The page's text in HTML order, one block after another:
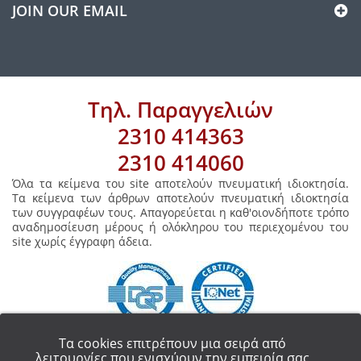
Τα cookies επιτρέπουν μια σειρά από
JOIN OUR EMAIL
Τηλ. Παραγγελιών
2310 414363
2310 414060
Όλα τα κείμενα του site αποτελούν πνευματική ιδιοκτησία.
Τα κείμενα των άρθρων αποτελούν πνευματική ιδιοκτησία
των συγγραφέων τους. Απαγορεύεται η καθ'οιονδήποτε τρόπο
αναδημοσίευση μέρους ή ολόκληρου του περιεχομένου του
site χωρίς έγγραφη άδεια.